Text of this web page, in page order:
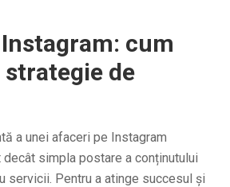
cum
de
a unei afaceri pe Instagram
simpla postare a conținutului
servicii. Pentru a atinge succesul și